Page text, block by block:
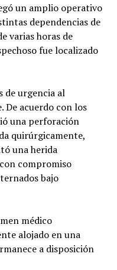
un amplio operativo
dependencias de
varias horas de
fue localizado
de urgencia al
De acuerdo con los
una perforación
quirúrgicamente,
una herida
compromiso
bajo
médico
alojado en una
a disposición